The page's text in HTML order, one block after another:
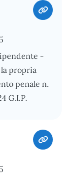
-
propria
penale n.
G.I.P.